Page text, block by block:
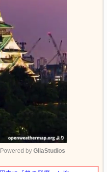
Powered by GliaStudios